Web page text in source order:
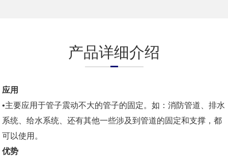
产品详细介绍
应用
•主要应用于管子震动不大的管子的固定。如：消防管道、排水
系统、给水系统、还有其他一些涉及到管道的固定和支撑，都
可以使用。
优势